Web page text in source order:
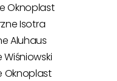
Oknoplast
Isotra
Aluhaus
Oknoplast